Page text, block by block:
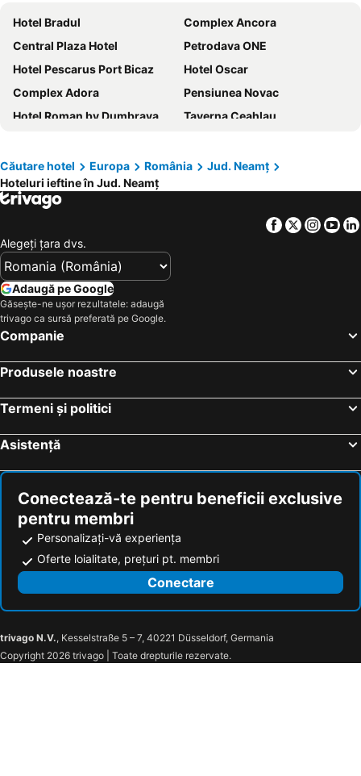
Hotel Bradul
Complex Ancora
Central Plaza Hotel
Petrodava ONE
Hotel Pescarus Port Bicaz
Hotel Oscar
Complex Adora
Pensiunea Novac
Hotel Roman by Dumbrava Business Resort
Taverna Ceahlau
Pensiunea La Bunica
Armonia by Aristocratis
Hotel Bistrita
Motel Imperial
Hotel Plutitor Lebăda
Hotel Mariko Inn
Străjerii Cetății
Pensiunea Camena
Hotel Belvedere
Vila Blanca
Davo Hotel
Ianis
RUTA 85 Hotel Restaurant
PENSIUNEA ANA
Doina
Bulevard
Vila Ecotur
Zara
Hotel Victoria
Pensiunea Arismeridian
Complex Zimbru
Villa Contessa
Căutare hotel Europa România
Jud. Neamț
Hoteluri ieftine în Jud. Neamț
Facebook
Twitter
Alegeţi ţara dvs.
Adaugă pe Google
Găsește-ne ușor rezultatele: adaugă
trivago ca sursă preferată pe Google.
Companie
Produsele noastre
Termeni și politici
Asistență
Conectează-te pentru beneficii exclusive
pentru membri
Personalizați-vă experiența
Oferte loialitate, prețuri pt. membri
Conectare
trivago N.V., Kesselstraße 5 – 7, 40221 Düsseldorf, Germania
Copyright 2026 trivago | Toate drepturile rezervate.